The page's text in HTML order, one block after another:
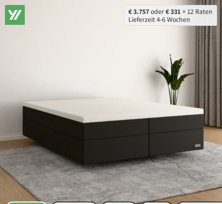
€ 3.757oder€ 331 × 12 Raten
Lieferzeit 4-6 Wochen